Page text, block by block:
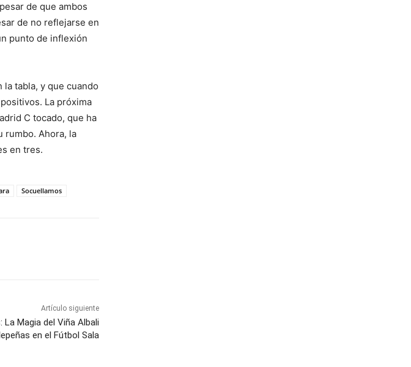
de que ambos
de no reflejarse en
punto de inflexión
tabla, y que cuando
La próxima
C tocado, que ha
rumbo. Ahora, la
en tres.
Socuellamos
Artículo siguiente
La Magia del Viña Albali
en el Fútbol Sala